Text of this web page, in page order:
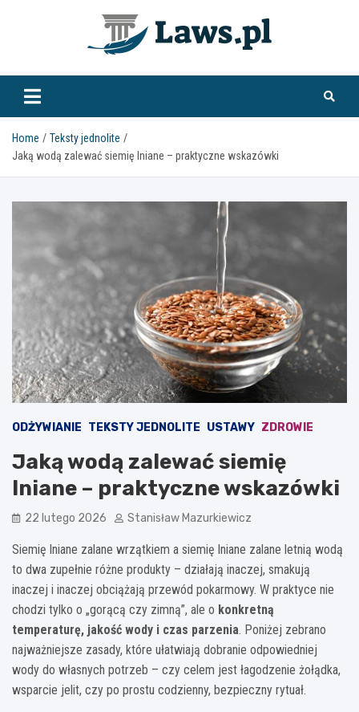
www.laws.pl
Home
Teksty jednolite
Jaką wodą zalewać siemię lniane – praktyczne wskazówki
ODŻYWIANIE TEKSTY JEDNOLITE USTAWY ZDROWIE
Jaką wodą zalewać siemię
lniane – praktyczne wskazówki
22 lutego 2026 Stanisław Mazurkiewicz
Siemię lniane zalane wrzątkiem a siemię lniane zalane letnią wodą
to dwa zupełnie różne produkty – działają inaczej, smakują
inaczej i inaczej obciążają przewód pokarmowy. W praktyce nie
chodzi tylko o „gorącą czy zimną”, ale o konkretną
temperaturę, jakość wody i czas parzenia. Poniżej zebrano
najważniejsze zasady, które ułatwiają dobranie odpowiedniej
wody do własnych potrzeb – czy celem jest łagodzenie żołądka,
wsparcie jelit, czy po prostu codzienny, bezpieczny rytuał.